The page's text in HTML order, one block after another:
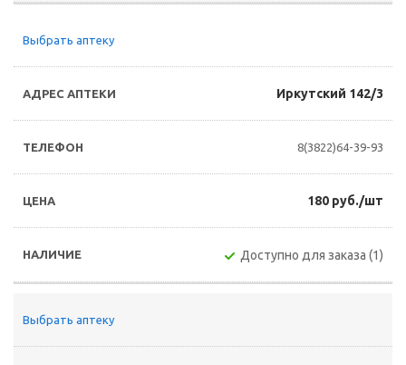
Выбрать аптеку
Иркутский 142/3
8(3822)64-39-93
180 руб./шт
Доступно для заказа (1)
Выбрать аптеку